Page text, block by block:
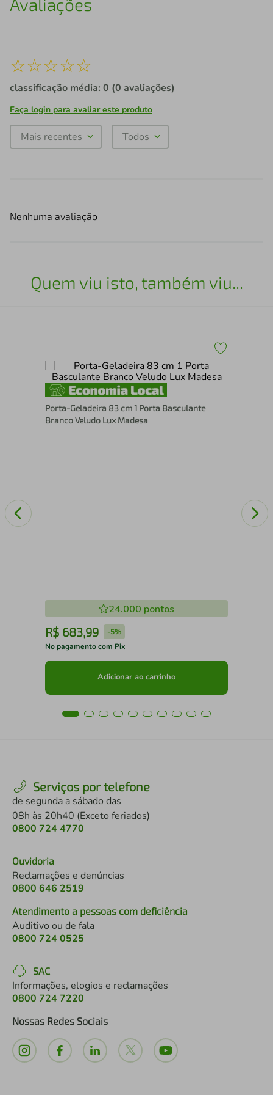
Avaliações
☆☆☆☆☆
classificação média: 0 (0 avaliações)
Faça login para avaliar este produto
Mais recentes Todos
Nenhuma avaliação
Quem viu isto, também viu...
Porta-Geladeira 83 cm 1 Porta Basculante
Branco Veludo Lux Madesa
24.000 pontos
R$ 683,99 -5%
No pagamento com Pix
Adicionar ao carrinho
Serviços por telefone
de segunda a sábado das
08h às 20h40 (Exceto feriados)
0800 724 4770
Ouvidoria
Reclamações e denúncias
0800 646 2519
Atendimento a pessoas com deficiência
Auditivo ou de fala
0800 724 0525
SAC
Informações, elogios e reclamações
0800 724 7220
Nossas Redes Sociais